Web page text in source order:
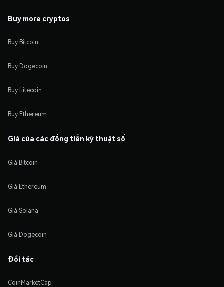
Buy more cryptos
Buy Bitcoin
Buy Dogecoin
Buy Litecoin
Buy Ethereum
Giá của các đồng tiền kỹ thuật số
Giá Bitcoin
Giá Ethereum
Giá Solana
Giá Dogecoin
Đối tác
CoinMarketCap